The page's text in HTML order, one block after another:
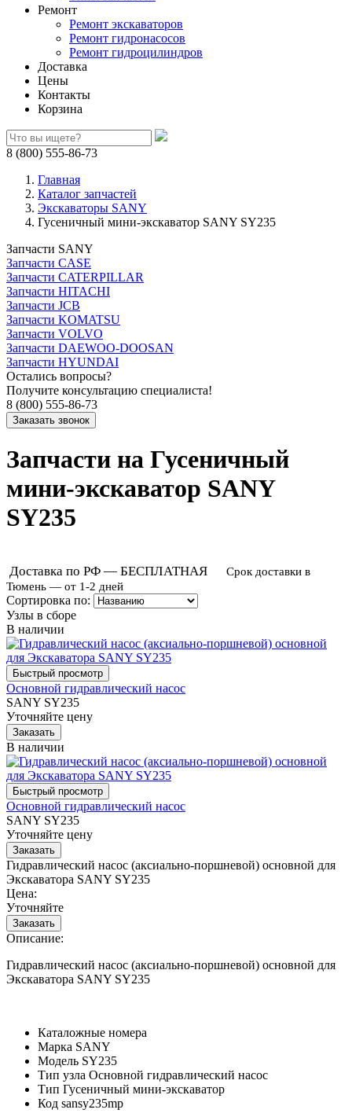
Ремонт
Ремонт экскаваторов
Ремонт гидронасосов
Ремонт гидроцилиндров
Доставка
Цены
Контакты
Корзина
8 (800) 555-86-73
Главная
Каталог запчастей
Экскаваторы SANY
Гусеничный мини-экскаватор SANY SY235
Запчасти SANY
Запчасти CASE
Запчасти CATERPILLAR
Запчасти HITACHI
Запчасти JCB
Запчасти KOMATSU
Запчасти VOLVO
Запчасти DAEWOO-DOOSAN
Запчасти HYUNDAI
Остались вопросы?
Получите консультацию специалиста!
8 (800) 555-86-73
Запчасти на Гусеничный
мини-экскаватор SANY
SY235
Доставка по РФ — БЕСПЛАТНАЯ
Срок доставки в
Тюмень — от 1-2 дней
Сортировка по:
Узлы в сборе
В наличии
Основной гидравлический насос
SANY SY235
Уточняйте цену
В наличии
Основной гидравлический насос
SANY SY235
Уточняйте цену
Гидравлический насос (аксиально-поршневой) основной для
Экскаватора SANY SY235
Цена:
Уточняйте
Описание:
Гидравлический насос (аксиально-поршневой) основной для
Экскаватора SANY SY235
Каталожные номера
Марка SANY
Модель SY235
Тип узла Основной гидравлический насос
Тип Гусеничный мини-экскаватор
Код sansy235mp